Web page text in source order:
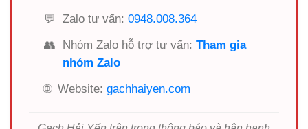
💬
Zalo tư vấn: 0948.008.364
👥
Nhóm Zalo hỗ trợ tư vấn: Tham gia
nhóm Zalo
🌐 Website: gachhaiyen.com